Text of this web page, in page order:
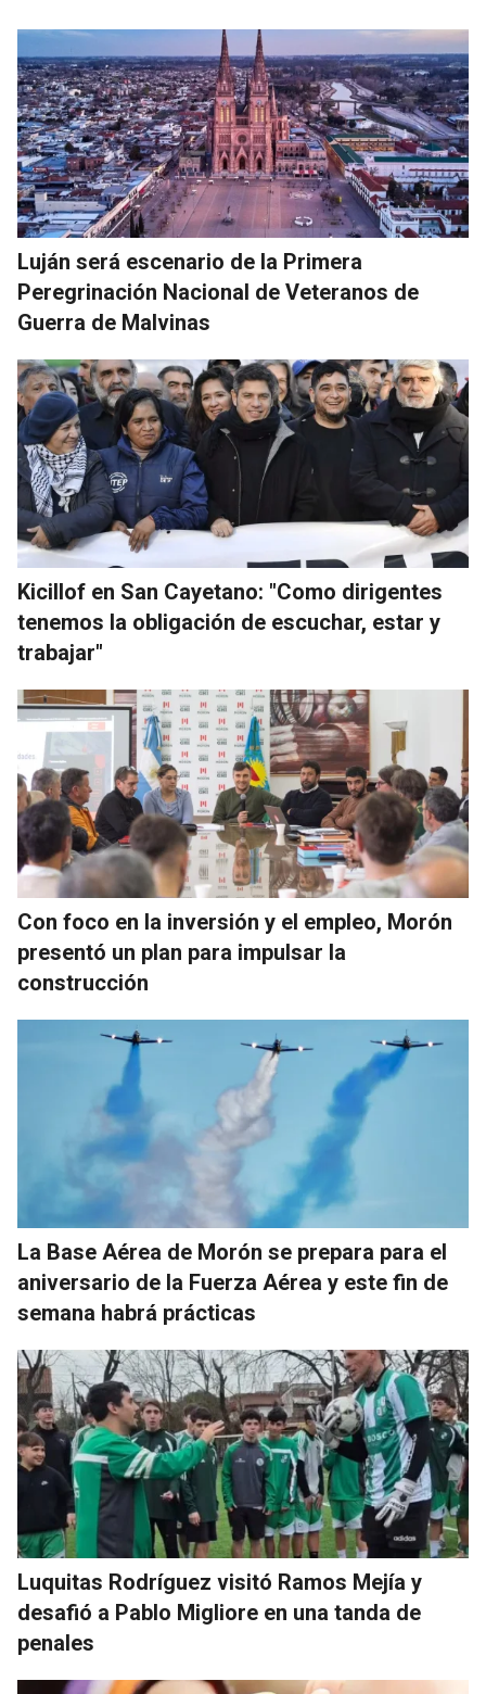
Luján será escenario de la Primera
Peregrinación Nacional de Veteranos de
Guerra de Malvinas
Kicillof en San Cayetano: "Como dirigentes
tenemos la obligación de escuchar, estar y
trabajar"
Con foco en la inversión y el empleo, Morón
presentó un plan para impulsar la
construcción
La Base Aérea de Morón se prepara para el
aniversario de la Fuerza Aérea y este fin de
semana habrá prácticas
Luquitas Rodríguez visitó Ramos Mejía y
desafió a Pablo Migliore en una tanda de
penales